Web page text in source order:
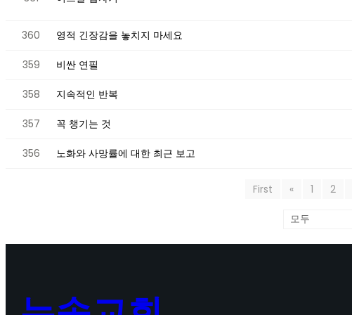
360 영적 긴장감을 놓치지 마세요
359 비싼 연필
358 지속적인 반복
357 꼭 챙기는 것
356 노화와 사망률에 대한 최근 보고
First « 1 2